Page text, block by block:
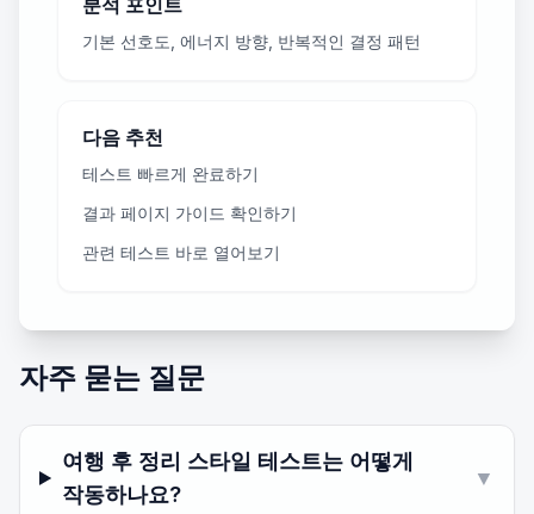
분석 포인트
기본 선호도, 에너지 방향, 반복적인 결정 패턴
다음 추천
테스트 빠르게 완료하기
결과 페이지 가이드 확인하기
관련 테스트 바로 열어보기
자주 묻는 질문
여행 후 정리 스타일 테스트는 어떻게
작동하나요?
▼